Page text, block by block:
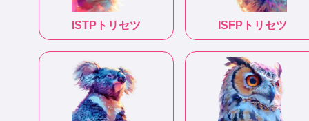
ISTP トリセツ ISFP トリセツ